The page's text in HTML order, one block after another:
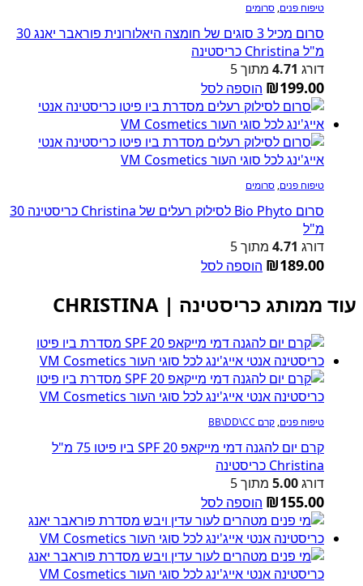
טיפוח פנים, סרומים
סרום מכיל 3 סוגים של חומצה היאלורונית פוראבר יאנג 30
מ"ל Christina כריסטינה
דורג 4.71 מתוך 5
₪199.00 הוספה לסל
טיפוח פנים, סרומים
סרום Bio Phyto לסילוק רעלים של Christina כריסטינה 30
מ"ל
דורג 4.71 מתוך 5
₪189.00 הוספה לסל
עוד ממותג כריסטינה | CHRISTINA
טיפוח פנים, קרם BB\DD\CC
קרם יום להגנה דמי מייקאפ SPF 20 ביו פיטו 75 מ"ל
Christina כריסטינה
דורג5.00 מתוך 5
₪155.00 הוספה לסל